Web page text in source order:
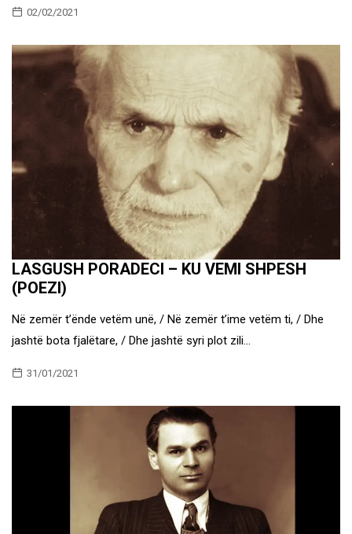
02/02/2021
LASGUSH PORADECI – KU VEMI SHPESH
(POEZI)
Në zemër t’ënde vetëm unë, / Në zemër t’ime vetëm ti, / Dhe
jashtë bota fjalëtare, / Dhe jashtë syri plot zili…
31/01/2021